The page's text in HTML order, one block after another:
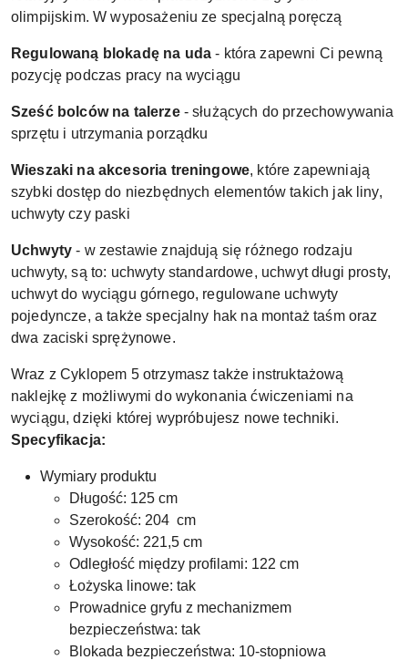
olimpijskim. W wyposażeniu ze specjalną poręczą
Regulowaną blokadę na uda - która zapewni Ci pewną
pozycję podczas pracy na wyciągu
Sześć bolców na talerze - służących do przechowywania
sprzętu i utrzymania porządku
Wieszaki na akcesoria treningowe, które zapewniają
szybki dostęp do niezbędnych elementów takich jak liny,
uchwyty czy paski
Uchwyty - w zestawie znajdują się różnego rodzaju
uchwyty, są to: uchwyty standardowe, uchwyt długi prosty,
uchwyt do wyciągu górnego, regulowane uchwyty
pojedyncze, a także specjalny hak na montaż taśm oraz
dwa zaciski sprężynowe.
Wraz z Cyklopem 5 otrzymasz także instruktażową
naklejkę z możliwymi do wykonania ćwiczeniami na
wyciągu, dzięki której wypróbujesz nowe techniki.
Specyfikacja:
Wymiary produktu
Długość: 125 cm
Szerokość: 204 cm
Wysokość: 221,5 cm
Odległość między profilami: 122 cm
Łożyska linowe: tak
Prowadnice gryfu z mechanizmem
bezpieczeństwa: tak
Blokada bezpieczeństwa: 10-stopniowa